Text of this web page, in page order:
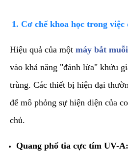
​1. Cơ chế khoa học trong
​Hiệu quả của một máy bắt muỗi
vào khả năng "đánh lừa" khứu
trùng. Các thiết bị hiện đại
để mô phỏng sự hiện diện của
chủ.
Quang phổ tia cực tím UV-A: